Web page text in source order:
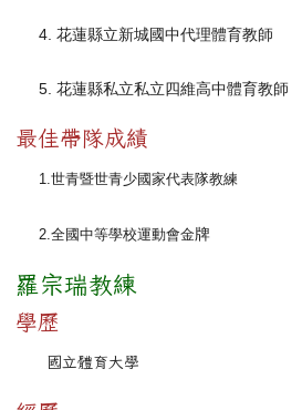
4.花蓮縣立新城國中代理體育教師
5.花蓮縣私立私立四維高中體育教師
最佳帶隊成績
1.世青暨世青少國家代表隊教練
2.全國中等學校運動會金牌
羅宗瑞教練
學歷
國立體育大學